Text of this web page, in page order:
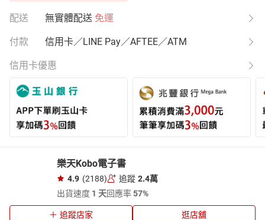
配送 無實體配送 免運
付款 信用卡／LINE Pay／AFTEE／ATM
信用卡優惠
樂天Kobo電子書
4.9 (2188) 追蹤 2.4萬
出貨速度 1 天回應率57%
追蹤店家 逛店舖